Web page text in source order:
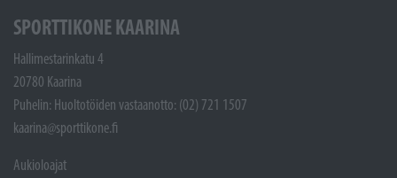
SPORTTIKONE KAARINA
Hallimestarinkatu 4
20780 Kaarina
Puhelin: Huoltotöiden vastaanotto: (02) 721 1507
kaarina@sporttikone.fi
Aukioloajat